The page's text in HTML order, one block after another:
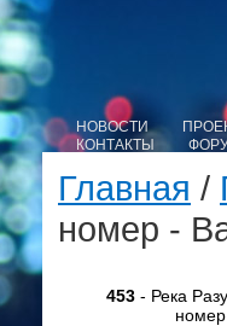
НОВОСТИ
КОНТАКТЫ
Главная /
номер -
453 - Река